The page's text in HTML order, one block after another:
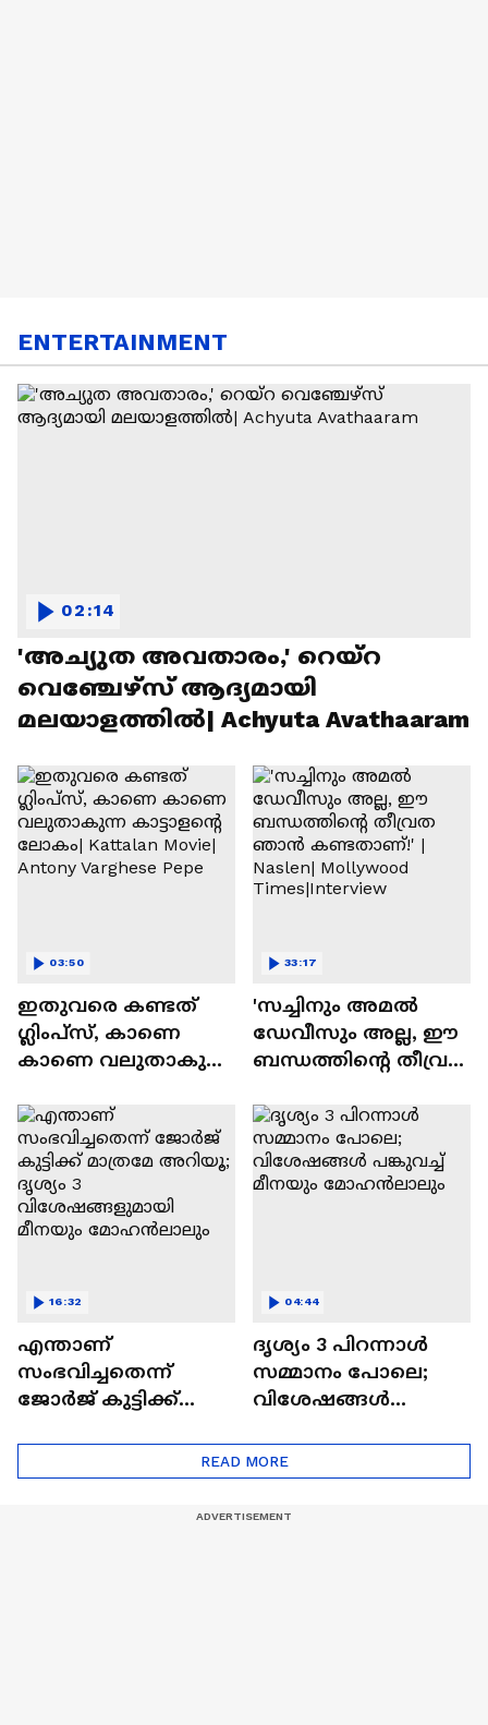
ENTERTAINMENT
'അച്യുത അവതാരം,' റെയ്റ
വെഞ്ചേഴ്‌സ് ആദ്യമായി
മലയാളത്തിൽ| Achyuta Avathaaram
02:14
ഇതുവരെ കണ്ടത്
ഗ്ലിംപ്സ്, കാണെ
കാണെ വലുതാകുന്ന
Kattalan Movie|
Antony Varghese Pepe
03:50
'സച്ചിനും അമൽ
ഡേവീസും അല്ല, ഈ
ബന്ധത്തിൻ്റെ തീവ്രത
Naslen| Mollywood
Times|Interview
33:17
എന്താണ്
സംഭവിച്ചതെന്ന്
ജോർജ് കുട്ടിക്ക്
വിശേഷങ്ങളുമായി
16:32
ദൃശ്യം 3 പിറന്നാൾ
സമ്മാനം പോലെ;
വിശേഷങ്ങൾ
മോഹൻലാലും
04:44
READ MORE